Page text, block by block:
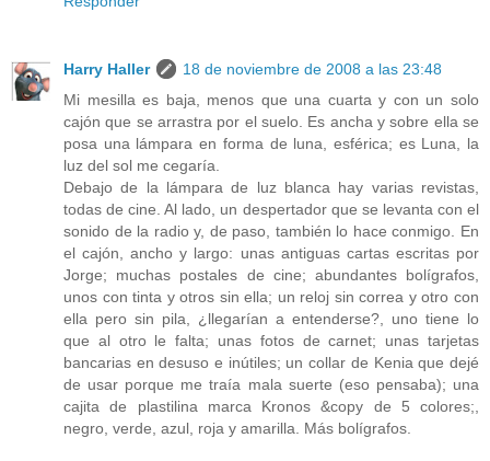
Harry Haller
18 de noviembre de 2008 a las 23:48
Mi mesilla es baja, menos que una cuarta y con un solo
cajón que se arrastra por el suelo. Es ancha y sobre ella se
posa una lámpara en forma de luna, esférica; es Luna, la
luz del sol me cegaría.
Debajo de la lámpara de luz blanca hay varias revistas,
todas de cine. Al lado, un despertador que se levanta con el
sonido de la radio y, de paso, también lo hace conmigo. En
el cajón, ancho y largo: unas antiguas cartas escritas por
Jorge; muchas postales de cine; abundantes bolígrafos,
unos con tinta y otros sin ella; un reloj sin correa y otro con
ella pero sin pila, ¿llegarían a entenderse?, uno tiene lo
que al otro le falta; unas fotos de carnet; unas tarjetas
bancarias en desuso e inútiles; un collar de Kenia que dejé
de usar porque me traía mala suerte (eso pensaba); una
cajita de plastilina marca Kronos &copy de 5 colores;,
negro, verde, azul, roja y amarilla. Más bolígrafos.